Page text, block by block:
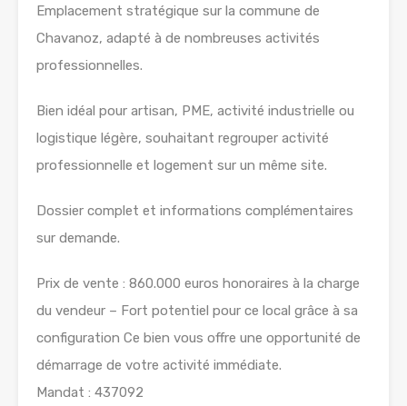
Emplacement stratégique sur la commune de
Chavanoz, adapté à de nombreuses activités
professionnelles.
Bien idéal pour artisan, PME, activité industrielle ou
logistique légère, souhaitant regrouper activité
professionnelle et logement sur un même site.
Dossier complet et informations complémentaires
sur demande.
Prix de vente : 860.000 euros honoraires à la charge
du vendeur – Fort potentiel pour ce local grâce à sa
configuration Ce bien vous offre une opportunité de
démarrage de votre activité immédiate.
Mandat : 437092